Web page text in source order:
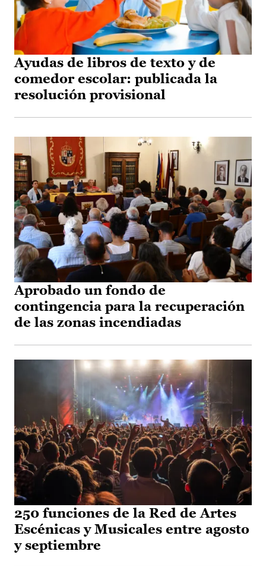
Ayudas de libros de texto y de
comedor escolar: publicada la
resolución provisional
Aprobado un fondo de
contingencia para la recuperación
de las zonas incendiadas
250 funciones de la Red de Artes
Escénicas y Musicales entre agosto
y septiembre